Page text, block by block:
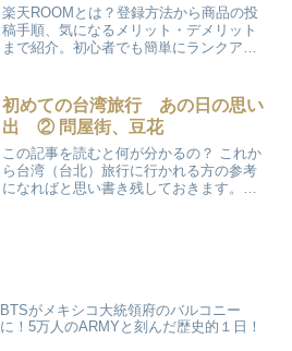
楽天ROOMとは？登録方法から商品の投
稿手順、気になるメリット・デメリット
まで紹介。初心者でも簡単にランクアッ
即スタート可能！「かのさぽ」と一緒に
ROOM作りを始めませんか？
初めての台湾旅行 あの日の思い
出 ② 問屋街、豆花
この記事を読むと何が分かるの？ これか
ら台湾（台北）旅行に行かれる方の参考
になればと思い書き残しておきます。
BTSがメキシコ大統領府のバルコニー
に！5万人のARMYと刻んだ歴史的１日！